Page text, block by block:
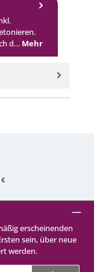
d… Mehr
erscheinenden
sein, über neue
werden.